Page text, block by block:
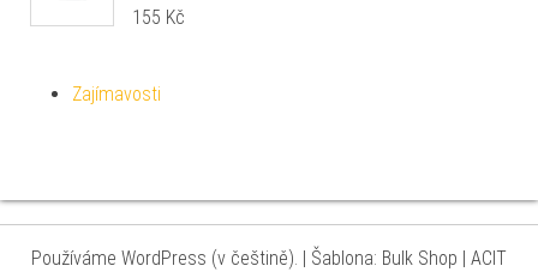
155 Kč
Zajímavosti
Používáme WordPress (v češtině). | Šablona: Bulk Shop | ACIT